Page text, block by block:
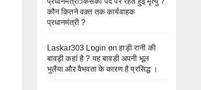
कौन कितने वक़्त तक कार्यवाहक
प्रधानमंत्री ?
Laskar303 Login onहाड़ी रानी की
बावड़ी कहां है ? यह बावड़ी अपनी भूल
भुलैया और वैभवता के कारण है प्रसिद्ध ।